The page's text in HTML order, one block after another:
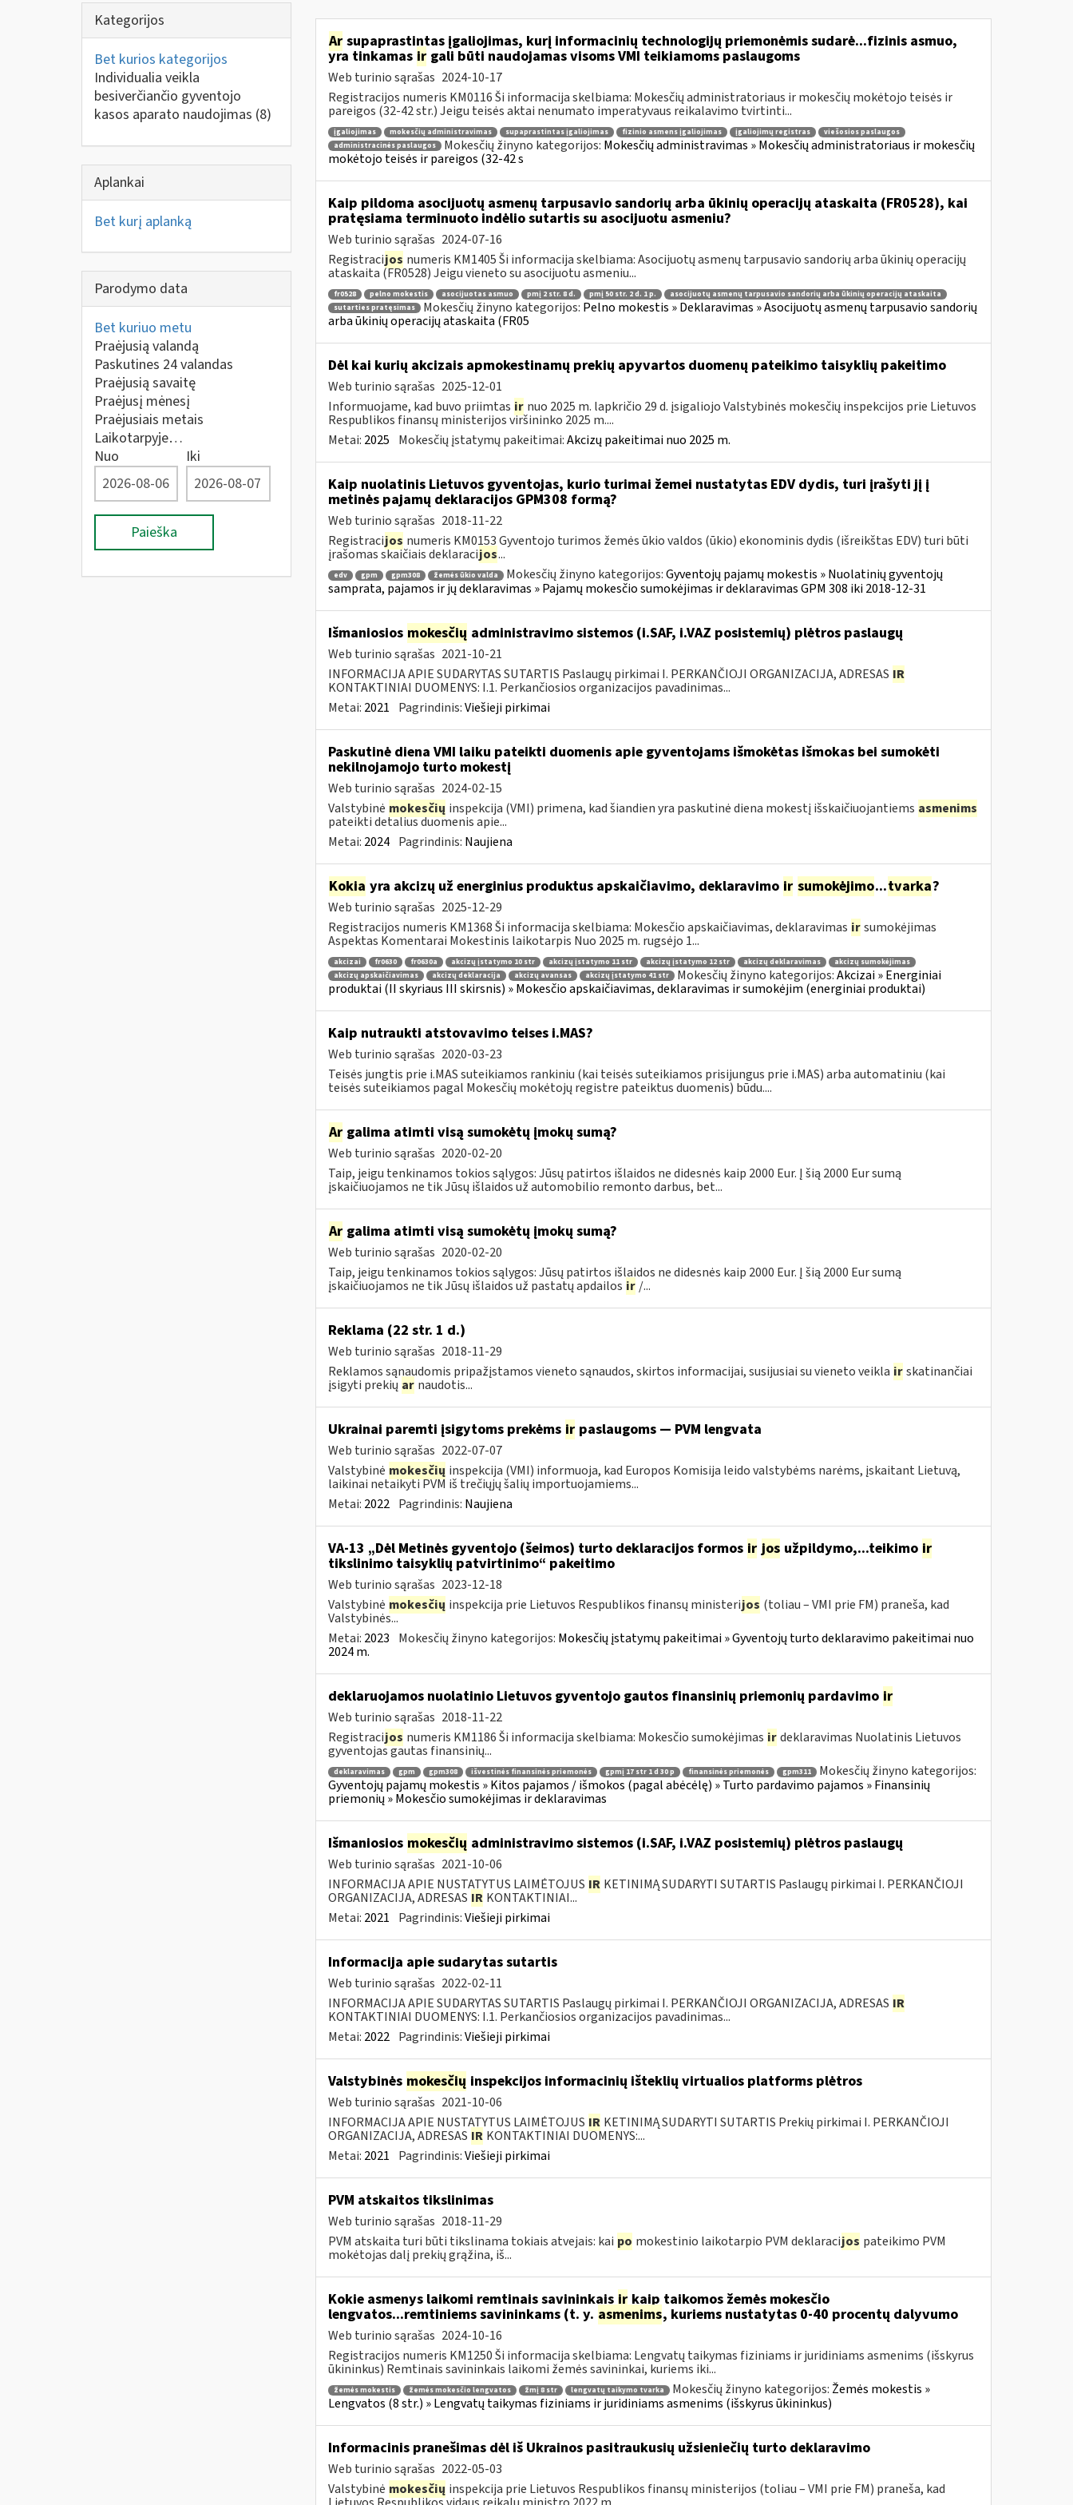
Kategorijos
Bet kurios kategorijos
Individualia veikla
besiverčiančio gyventojo
kasos aparato naudojimas (8)
Aplankai
Bet kurį aplanką
Parodymo data
Bet kuriuo metu
Praėjusią valandą
Paskutines 24 valandas
Praėjusią savaitę
Praėjusį mėnesį
Praėjusiais metais
Laikotarpyje…
Nuo
Iki
Paieška
Arsupaprastintas įgaliojimas, kurį informacinių technologijų priemonėmis sudarė...fizinis asmuo,
yra tinkamas irgali būti naudojamas visoms VMI teikiamoms paslaugoms
Web turinio sąrašas 2024-10-17
Registracijos numeris KM0116 Ši informacija skelbiama: Mokesčių administratoriaus ir mokesčių mokėtojo teisės ir
pareigos (32-42 str.) Jeigu teisės aktai nenumato imperatyvaus reikalavimo tvirtinti...
įgaliojimas mokesčių administravimas supaprastintas įgaliojimas fizinio asmens įgaliojimas įgaliojimų registras
viešosios paslaugos
administracinės paslaugos
Mokesčių žinyno kategorijos: Mokesčių administravimas » Mokesčių administratoriaus ir mokesčių
mokėtojo teisės ir pareigos (32-42 s
Kaip pildoma asocijuotų asmenų tarpusavio sandorių arba ūkinių operacijų ataskaita (FR0528), kai
pratęsiama terminuoto indėlio sutartis su asocijuotu asmeniu?
Web turinio sąrašas 2024-07-16
Registracijos numeris KM1405 Ši informacija skelbiama: Asocijuotų asmenų tarpusavio sandorių arba ūkinių operacijų
ataskaita (FR0528) Jeigu vieneto su asocijuotu asmeniu...
fr0528 pelno mokestis asocijuotas asmuo pmį 2 str. 8 d. pmį 50 str. 2 d. 1 p.
asocijuotų asmenų tarpusavio sandorių arba ūkinių operacijų ataskaita
sutarties pratęsimas
Mokesčių žinyno kategorijos: Pelno mokestis » Deklaravimas » Asocijuotų asmenų tarpusavio sandorių
arba ūkinių operacijų ataskaita (FR05
Dėl kai kurių akcizais apmokestinamų prekių apyvartos duomenų pateikimo taisyklių pakeitimo
Web turinio sąrašas 2025-12-01
Informuojame, kad buvo priimtas ir nuo 2025 m. lapkričio 29 d. įsigaliojo Valstybinės mokesčių inspekcijos prie Lietuvos
Respublikos finansų ministerijos viršininko 2025 m....
Metai: 2025 Mokesčių įstatymų pakeitimai:Akcizų pakeitimai nuo 2025 m.
Kaip nuolatinis Lietuvos gyventojas, kurio turimai žemei nustatytas EDV dydis, turi įrašyti jį į
metinės pajamų deklaracijos GPM308 formą?
Web turinio sąrašas 2018-11-22
Registracijos numeris KM0153 Gyventojo turimos žemės ūkio valdos (ūkio) ekonominis dydis (išreikštas EDV) turi būti
įrašomas skaičiais deklaracijos...
edv gpm gpm308 žemės ūkio valda Mokesčių žinyno kategorijos:Gyventojų pajamų mokestis » Nuolatinių gyventojų
samprata, pajamos ir jų deklaravimas » Pajamų mokesčio sumokėjimas ir deklaravimas GPM 308 iki 2018-12-31
Išmaniosios mokesčių administravimo sistemos (i.SAF, i.VAZ posistemių) plėtros paslaugų
Web turinio sąrašas 2021-10-21
INFORMACIJA APIE SUDARYTAS SUTARTIS Paslaugų pirkimai I. PERKANČIOJI ORGANIZACIJA, ADRESAS IR
KONTAKTINIAI DUOMENYS: I.1. Perkančiosios organizacijos pavadinimas...
Metai: 2021 Pagrindinis:Viešieji pirkimai
Paskutinė diena VMI laiku pateikti duomenis apie gyventojams išmokėtas išmokas bei sumokėti
nekilnojamojo turto mokestį
Web turinio sąrašas 2024-02-15
Valstybinė mokesčių inspekcija (VMI) primena, kad šiandien yra paskutinė diena mokestį išskaičiuojantiems asmenims
pateikti detalius duomenis apie...
Metai: 2024 Pagrindinis: Naujiena
Kokia yra akcizų už energinius produktus apskaičiavimo, deklaravimo ir sumokėjimo...tvarka?
Web turinio sąrašas 2025-12-29
Registracijos numeris KM1368 Ši informacija skelbiama: Mokesčio apskaičiavimas, deklaravimas ir sumokėjimas
Aspektas Komentarai Mokestinis laikotarpis Nuo 2025 m. rugsėjo 1...
akcizai fr0630 fr0630a akcizų įstatymo 10 str akcizų įstatymo 11 str akcizų įstatymo 12 str akcizų deklaravimas
akcizų sumokėjimas
akcizų apskaičiavimas
akcizų deklaracija akcizų avansas akcizų įstatymo 41 str Mokesčių žinyno kategorijos:Akcizai » Energiniai
produktai (II skyriaus III skirsnis) » Mokesčio apskaičiavimas, deklaravimas ir sumokėjim (energiniai produktai)
Kaip nutraukti atstovavimo teises i.MAS?
Web turinio sąrašas 2020-03-23
Teisės jungtis prie i.MAS suteikiamos rankiniu (kai teisės suteikiamos prisijungus prie i.MAS) arba automatiniu (kai
teisės suteikiamos pagal Mokesčių mokėtojų registre pateiktus duomenis) būdu....
Argalima atimti visą sumokėtų įmokų sumą?
Web turinio sąrašas 2020-02-20
Taip, jeigu tenkinamos tokios sąlygos: Jūsų patirtos išlaidos ne didesnės kaip 2000 Eur. Į šią 2000 Eur sumą
įskaičiuojamos ne tik Jūsų išlaidos už automobilio remonto darbus, bet...
Argalima atimti visą sumokėtų įmokų sumą?
Web turinio sąrašas 2020-02-20
Taip, jeigu tenkinamos tokios sąlygos: Jūsų patirtos išlaidos ne didesnės kaip 2000 Eur. Į šią 2000 Eur sumą
įskaičiuojamos ne tik Jūsų išlaidos už pastatų apdailos ir /...
Reklama (22 str. 1 d.)
Web turinio sąrašas 2018-11-29
Reklamos sąnaudomis pripažįstamos vieneto sąnaudos, skirtos informacijai, susijusiai su vieneto veikla ir skatinančiai
įsigyti prekių ar naudotis...
Ukrainai paremti įsigytoms prekėms irpaslaugoms — PVM lengvata
Web turinio sąrašas 2022-07-07
Valstybinė mokesčių inspekcija (VMI) informuoja, kad Europos Komisija leido valstybėms narėms, įskaitant Lietuvą,
laikinai netaikyti PVM iš trečiųjų šalių importuojamiems...
Metai: 2022 Pagrindinis: Naujiena
VA-13 „Dėl Metinės gyventojo (šeimos) turto deklaracijos formos ir jos užpildymo,...teikimo ir
tikslinimo taisyklių patvirtinimo“ pakeitimo
Web turinio sąrašas 2023-12-18
Valstybinė mokesčių inspekcija prie Lietuvos Respublikos finansų ministerijos (toliau – VMI prie FM) praneša, kad
Valstybinės...
Metai: 2023 Mokesčių žinyno kategorijos: Mokesčių įstatymų pakeitimai » Gyventojų turto deklaravimo pakeitimai nuo
2024 m.
deklaruojamos nuolatinio Lietuvos gyventojo gautos finansinių priemonių pardavimo ir
Web turinio sąrašas 2018-11-22
Registracijos numeris KM1186 Ši informacija skelbiama: Mokesčio sumokėjimas ir deklaravimas Nuolatinis Lietuvos
gyventojas gautas finansinių...
deklaravimas gpm gpm308 išvestinės finansinės priemonės gpmį 17 str 1 d 30 p finansinės priemonės gpm311
Mokesčių žinyno kategorijos:
Gyventojų pajamų mokestis » Kitos pajamos / išmokos (pagal abėcėlę) » Turto pardavimo pajamos » Finansinių
priemonių » Mokesčio sumokėjimas ir deklaravimas
Išmaniosios mokesčių administravimo sistemos (i.SAF, i.VAZ posistemių) plėtros paslaugų
Web turinio sąrašas 2021-10-06
INFORMACIJA APIE NUSTATYTUS LAIMĖTOJUS IR KETINIMĄ SUDARYTI SUTARTIS Paslaugų pirkimai I. PERKANČIOJI
ORGANIZACIJA, ADRESAS IR KONTAKTINIAI...
Metai: 2021 Pagrindinis:Viešieji pirkimai
Informacija apie sudarytas sutartis
Web turinio sąrašas 2022-02-11
INFORMACIJA APIE SUDARYTAS SUTARTIS Paslaugų pirkimai I. PERKANČIOJI ORGANIZACIJA, ADRESAS IR
KONTAKTINIAI DUOMENYS: I.1. Perkančiosios organizacijos pavadinimas...
Metai: 2022 Pagrindinis:Viešieji pirkimai
Valstybinės mokesčių inspekcijos informacinių išteklių virtualios platforms plėtros
Web turinio sąrašas 2021-10-06
INFORMACIJA APIE NUSTATYTUS LAIMĖTOJUS IR KETINIMĄ SUDARYTI SUTARTIS Prekių pirkimai I. PERKANČIOJI
ORGANIZACIJA, ADRESAS IR KONTAKTINIAI DUOMENYS:...
Metai: 2021 Pagrindinis:Viešieji pirkimai
PVM atskaitos tikslinimas
Web turinio sąrašas 2018-11-29
PVM atskaita turi būti tikslinama tokiais atvejais: kai po mokestinio laikotarpio PVM deklaracijos pateikimo PVM
mokėtojas dalį prekių grąžina, iš...
Kokie asmenys laikomi remtinais savininkaisirkaip taikomos žemės mokesčio
lengvatos...remtiniems savininkams (t. y. asmenims, kuriems nustatytas 0-40 procentų dalyvumo
Web turinio sąrašas 2024-10-16
Registracijos numeris KM1250 Ši informacija skelbiama: Lengvatų taikymas fiziniams ir juridiniams asmenims (išskyrus
ūkininkus) Remtinais savininkais laikomi žemės savininkai, kuriems iki...
žemės mokestis žemės mokesčio lengvatos žmį 8 str lengvatų taikymo tvarka Mokesčių žinyno kategorijos: Žemės mokestis »
Lengvatos (8 str.) » Lengvatų taikymas fiziniams ir juridiniams asmenims (išskyrus ūkininkus)
Informacinis pranešimas dėl iš Ukrainos pasitraukusių užsieniečių turto deklaravimo
Web turinio sąrašas 2022-05-03
Valstybinė mokesčių inspekcija prie Lietuvos Respublikos finansų ministerijos (toliau – VMI prie FM) praneša, kad